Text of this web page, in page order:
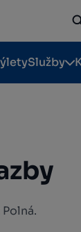
Služby